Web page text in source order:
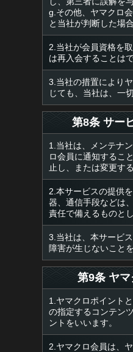
g.その他、ヤマクロ
と当社が判断した場合
2.当社が会員資格を
は再入会することは
3.当社の措置により
じても、当社は、一
第8条 サー
1.当社は、メンテナ
ロ会員に通知するこ
止し、または変更す
2.本サービスの提供
器、通信手段などは
責任で備えるものとし
3.当社は、本サービ
障害が生じないこと
第9条 ヤマ
1.ヤマクロポイント
の指定するコンテン
ントをいいます。
2.ヤマクロ会員は、